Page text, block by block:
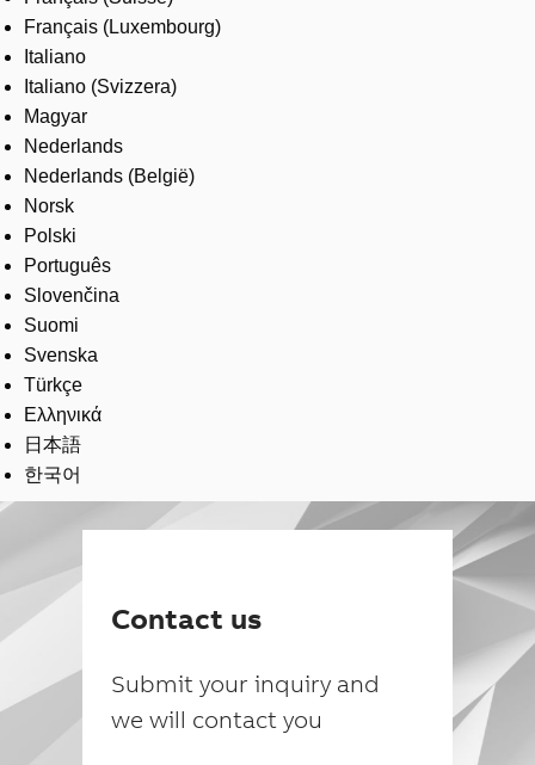
Français (Luxembourg)
Italiano
Italiano (Svizzera)
Magyar
Nederlands
Nederlands (België)
Norsk
Polski
Português
Slovenčina
Suomi
Svenska
Türkçe
Ελληνικά
日本語
한국어
Contact us
Submit your inquiry and
we will contact you